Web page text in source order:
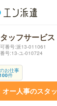
ッフサービス
番号:派13-011061
号:13-ユ-010724
お仕事
件
ー人事のスタ